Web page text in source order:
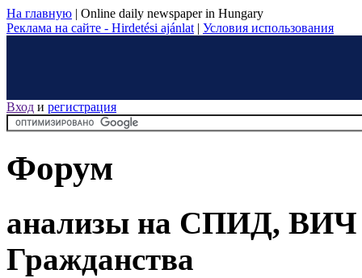
На главную | Online daily newspaper in Hungary
Реклама на сайте - Hirdetési ajánlat | Условия использования
Вход и регистрация
Форум
анализы на СПИД,
Гражданства